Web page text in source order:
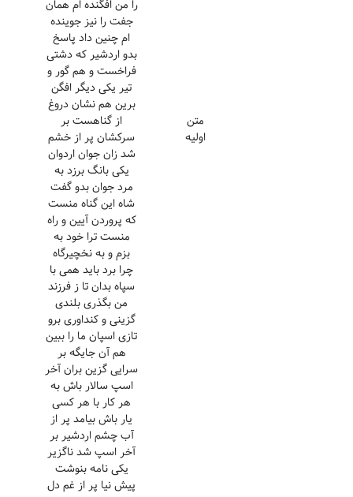
متن
اولیه
را من افگنده ام همان
جفت را نیز جوینده
ام چنین داد پاسخ
بدو اردشیر که دشتی
فراخست و هم گور و
تیر یکی دیگر افگن
برین هم نشان دروغ
از گناهست بر
سرکشان پر از خشم
شد زان جوان اردوان
یکی بانگ برزد به
مرد جوان بدو گفت
شاه این گناه منست
که پروردن آیین و راه
منست ترا خود به
بزم و به نخچیرگاه
چرا برد باید همی با
سپاه بدان تا ز فرزند
من بگذری بلندی
گزینی و کنداوری برو
تازی اسپان ما را ببین
هم آن جایگه بر
سرایی گزین بران آخر
اسپ سالار باش به
هر کار با هر کسی
یار باش بیامد پر از
آب چشم اردشیر بر
آخر اسپ شد ناگزیر
یکی نامه بنوشت
پیش نیا پر از غم دل